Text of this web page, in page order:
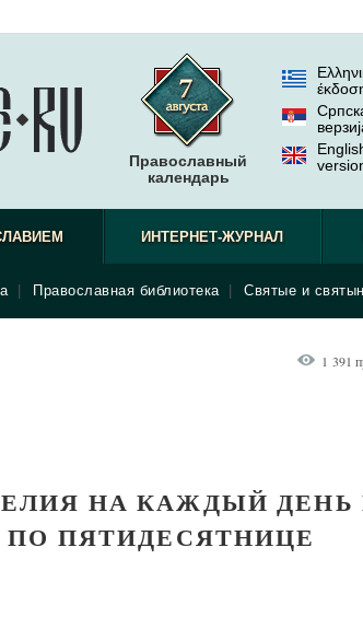
Православный
календарь
Православная библиотека Святые и
ИНТЕРНЕТ-ЖУРНАЛ
1 391
НА КАЖДЫЙ ДЕНЬ
ПО ПЯТИДЕСЯТНИЦЕ